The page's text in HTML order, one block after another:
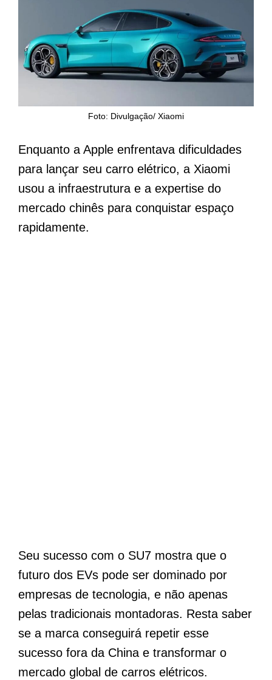
Foto: Divulgação/ Xiaomi
Enquanto a Apple enfrentava dificuldades
para lançar seu carro elétrico, a Xiaomi
usou a infraestrutura e a expertise do
mercado chinês para conquistar espaço
rapidamente.
Seu sucesso com o SU7 mostra que o
futuro dos EVs pode ser dominado por
empresas de tecnologia, e não apenas
pelas tradicionais montadoras. Resta saber
se a marca conseguirá repetir esse
sucesso fora da China e transformar o
mercado global de carros elétricos.